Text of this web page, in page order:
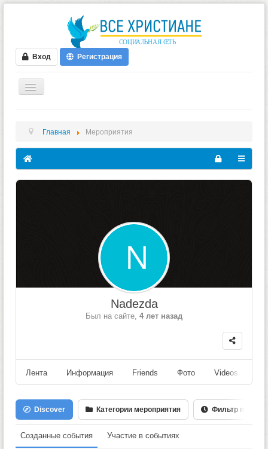
Вход Регистрация
ФОРУМ
ВИДЕО
БЛОГИ
Главная Мероприятия
Nadezda
Был на сайте, 4 лет назад
Лента Информация Friends Фото Videos
Discover Категории мероприятия Фильтр по Дате
Созданные события Участие в событиях